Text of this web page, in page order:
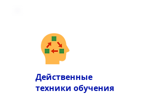
Действенные
техники обучения